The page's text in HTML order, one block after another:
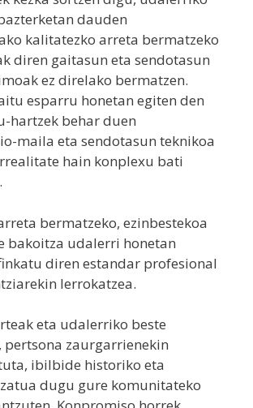
dauden
kalitatezko arreta bermatzeko
diren gaitasun eta sendotasun
ez direlako bermatzen.
esparru honetan egiten den
hartzek behar duen
maila eta sendotasun teknikoa
hain konplexu bati
bermatzeko, ezinbestekoa
bakoitza udalerri honetan
diren estandar profesional
lerrokatzea.
eta udalerriko beste
pertsona zaurgarrienekin
ibilbide historiko eta
dugu gure komunitateko